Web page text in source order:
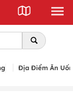
Địa Điểm Ăn